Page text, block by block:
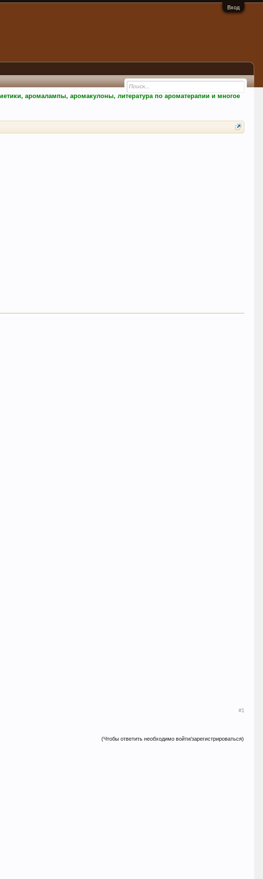
Вход
аромалампы, аромакулоны, литература по ароматерапии и многое
#1
(Чтобы ответить необходимо войти/зарегистрироваться)